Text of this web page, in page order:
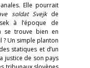
Elle pourrait
soldat Svejkde
à l’époque de
se trouve bien en
? Un simple planton
statiques et d’un
justice de son pays